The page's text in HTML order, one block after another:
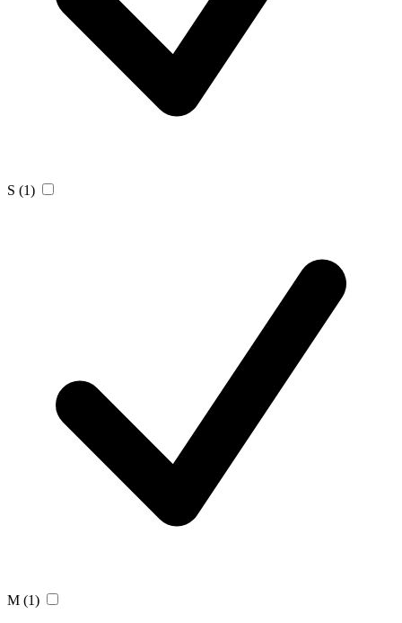
S (1)
M (1)